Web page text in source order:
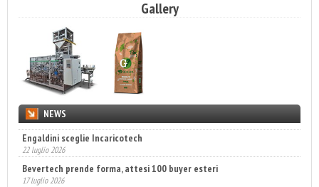
Gallery
NEWS
Engaldini sceglie Incaricotech
22 luglio 2026
Bevertech prende forma, attesi 100 buyer esteri
17 luglio 2026